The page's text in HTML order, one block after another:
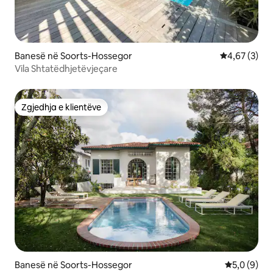
Banesë në Soorts-Hossegor Vlerësimi
4,67 (3)
Vila Shtatëdhjetëvjeçare
Zgjedhja e klientëve
Zgjedhja e klientëve
Banesë në Soorts-Hossegor Vlerësimi
5,0 (9)